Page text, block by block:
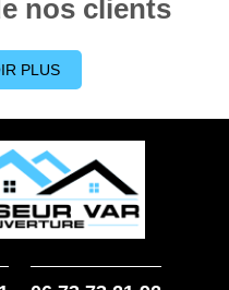
nos clients
PLUS